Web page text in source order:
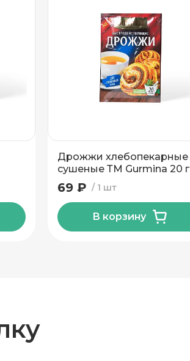
Дрожжи хлебопекарные
сушеные ТМ Gurmina 20 г
1 шт
69 ₽
В корзину